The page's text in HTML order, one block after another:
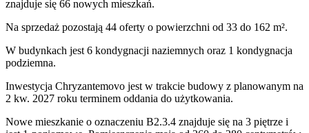
znajduje się 66 nowych mieszkań.
Na sprzedaż pozostają 44 oferty o powierzchni od 33 do 162 m².
W budynkach jest 6 kondygnacji naziemnych oraz 1 kondygnacja
podziemna.
Inwestycja Chryzantemovo jest w trakcie budowy z planowanym na
2 kw. 2027 roku terminem oddania do użytkowania.
Nowe mieszkanie o oznaczeniu B2.3.4 znajduje się na 3 piętrze i